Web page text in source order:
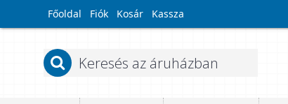
Főoldal Fiók Kosár Kassza